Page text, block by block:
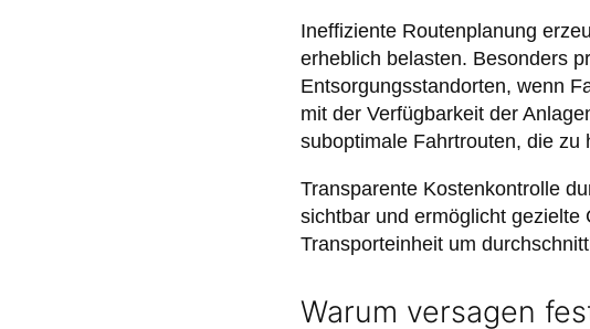
Ineffiziente Routenplanung
erheblich belasten. Besonders
Entsorgungsstandorten, wenn
mit der Verfügbarkeit der
suboptimale Fahrtrouten, die zu
Transparente Kostenkontrolle
sichtbar und ermöglicht
Transporteinheit um
Warum versagen